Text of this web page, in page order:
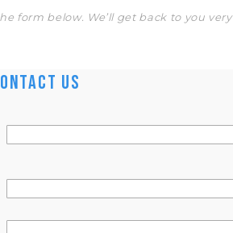
form below. We’ll get back to you very
us